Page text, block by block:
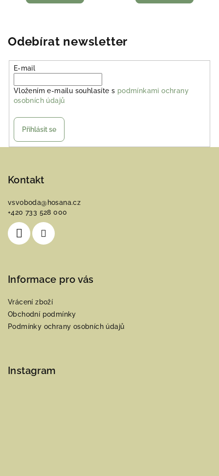
Odebírat newsletter
E-mail
Vložením e-mailu souhlasíte s podmínkami ochrany
osobních údajů
Přihlásit se
Kontakt
vsvoboda@ hosana.cz
+420 733 528 000
Informace pro vás
Vrácení zboží
Obchodní podmínky
Podmínky ochrany osobních údajů
Instagram